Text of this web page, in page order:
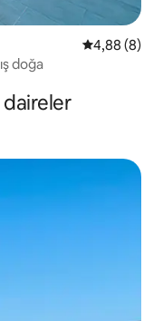
5 üzerinden
4,88 (8)
doğa
daireler